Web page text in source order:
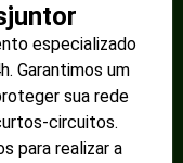
especializado
Garantimos um
sua rede
circuitos.
para realizar a